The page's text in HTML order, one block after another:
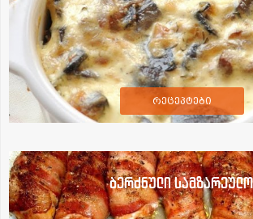
რეცეპტები
ბერძნული სამზარეულო